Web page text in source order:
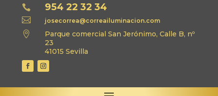
 954 22 32 34
 josecorrea@correailuminacion.com

Parque comercial San Jerónimo, Calle B, nº
23
41015 Sevilla